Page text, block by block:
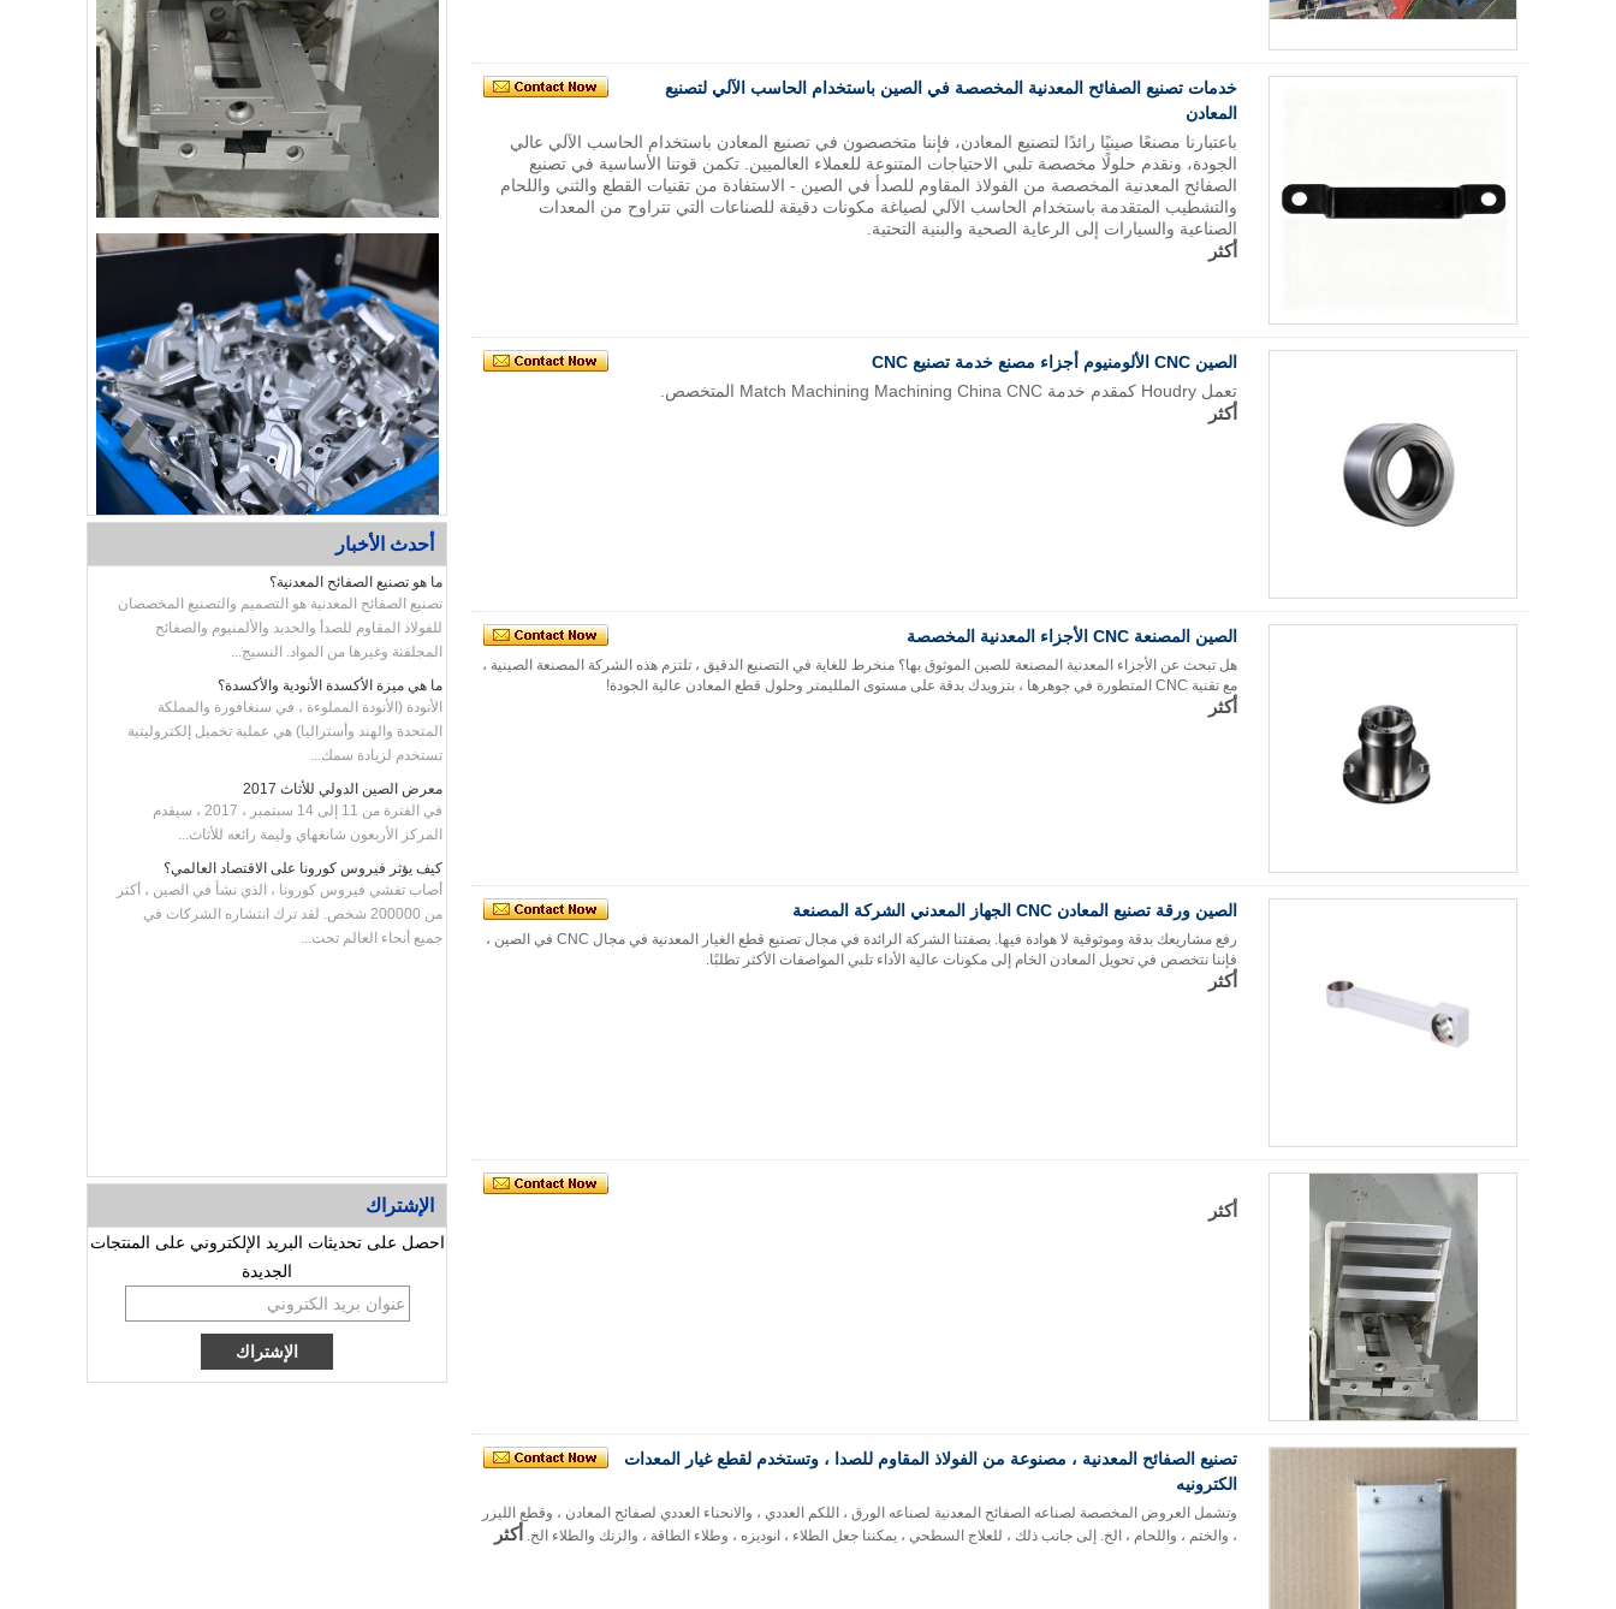
أحدث الأخبار
ما هو تصنيع الصفائح المعدنية؟
تصنيع الصفائح المعدنية هو التصميم والتصنيع المخصصان
للفولاذ المقاوم للصدأ والحديد والألمنيوم والصفائح
المجلفنة وغيرها من المواد. النسيج...
ما هي ميزة الأكسدة الأنودية والأكسدة؟
الأنودة (الأنودة المملوءة ، في سنغافورة والمملكة
المتحدة والهند وأستراليا) هي عملية تخميل إلكتروليتية
تستخدم لزيادة سمك...
معرض الصين الدولي للأثاث 2017
في الفترة من 11 إلى 14 سبتمبر ، 2017 ، سيقدم
المركز الأربعون شانغهاي وليمة رائعه للأثاث...
كيف يؤثر فيروس كورونا على الاقتصاد العالمي؟
أصاب تفشي فيروس كورونا ، الذي نشأ في الصين ، أكثر
من 200000 شخص. لقد ترك انتشاره الشركات في
جميع أنحاء العالم تحت...
الإشتراك
احصل على تحديثات البريد الإلكتروني على المنتجات
الجديدة
خدمات تصنيع الصفائح المعدنية المخصصة في الصين باستخدام الحاسب الآلي لتصنيع
المعادن
باعتبارنا مصنعًا صينيًا رائدًا لتصنيع المعادن، فإننا متخصصون في تصنيع المعادن باستخدام الحاسب الآلي عالي
الجودة، ونقدم حلولًا مخصصة تلبي الاحتياجات المتنوعة للعملاء العالميين. تكمن قوتنا الأساسية في تصنيع
الصفائح المعدنية المخصصة من الفولاذ المقاوم للصدأ في الصين - الاستفادة من تقنيات القطع والثني واللحام
والتشطيب المتقدمة باستخدام الحاسب الآلي لصياغة مكونات دقيقة للصناعات التي تتراوح من المعدات
الصناعية والسيارات إلى الرعاية الصحية والبنية التحتية.
أكثر
الصين CNC الألومنيوم أجزاء مصنع خدمة تصنيع CNC
تعمل Houdry كمقدم خدمة Match Machining Machining China CNC المتخصص.
أكثر
الصين المصنعة CNC الأجزاء المعدنية المخصصة
هل تبحث عن الأجزاء المعدنية المصنعة للصين الموثوق بها؟ منخرط للغاية في التصنيع الدقيق ، تلتزم هذه الشركة المصنعة الصينية ،
مع تقنية CNC المتطورة في جوهرها ، بتزويدك بدقة على مستوى الملليمتر وحلول قطع المعادن عالية الجودة!
أكثر
الصين ورقة تصنيع المعادن CNC الجهاز المعدني الشركة المصنعة
رفع مشاريعك بدقة وموثوقية لا هوادة فيها. بصفتنا الشركة الرائدة في مجال تصنيع قطع الغيار المعدنية في مجال CNC في الصين ،
فإننا نتخصص في تحويل المعادن الخام إلى مكونات عالية الأداء تلبي المواصفات الأكثر تطلبًا.
أكثر
أكثر
تصنيع الصفائح المعدنية ، مصنوعة من الفولاذ المقاوم للصدا ، وتستخدم لقطع غيار المعدات
الكترونيه
وتشمل العروض المخصصة لصناعه الصفائح المعدنية لصناعه الورق ، اللكم العددي ، والانحناء العددي لصفائح المعادن ، وقطع الليزر
، والختم ، واللحام ، الخ. إلى جانب ذلك ، للعلاج السطحي ، يمكننا جعل الطلاء ، انوديزه ، وطلاء الطاقة ، والزنك والطلاء الخ. أكثر